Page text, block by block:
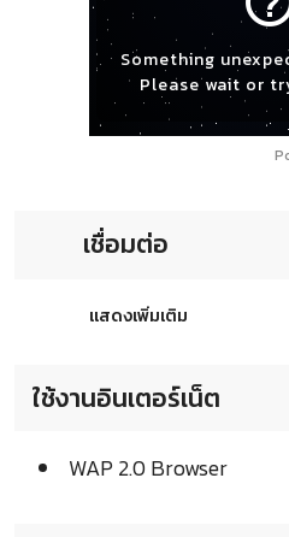
Something
Please wait or
เชื่อมต่อ
แสดงเพิ่มเติม
ใช้งานอินเตอร์เน็ต
WAP 2.0 Browser